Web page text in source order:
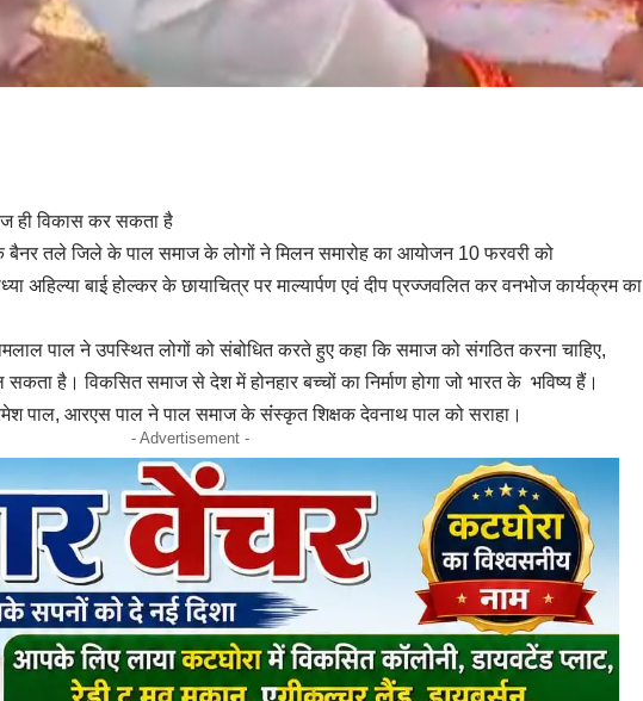
ही विकास कर सकता है
बैनर तले जिले के पाल समाज के लोगों ने मिलन समारोह का आयोजन 10 फरवरी को
अहिल्या बाई होल्कर के छायाचित्र पर माल्यार्पण एवं दीप प्रज्जवलित कर वनभोज कार्यक्रम का
पाल ने उपस्थित लोगों को संबोधित करते हुए कहा कि समाज को संगठित करना चाहिए,
है। विकसित समाज से देश में होनहार बच्चों का निर्माण होगा जो भारत के भविष्य हैं।
पाल, आरएस पाल ने पाल समाज के संंस्कृत शिक्षक देवनाथ पाल को सराहा।
- Advertisement -